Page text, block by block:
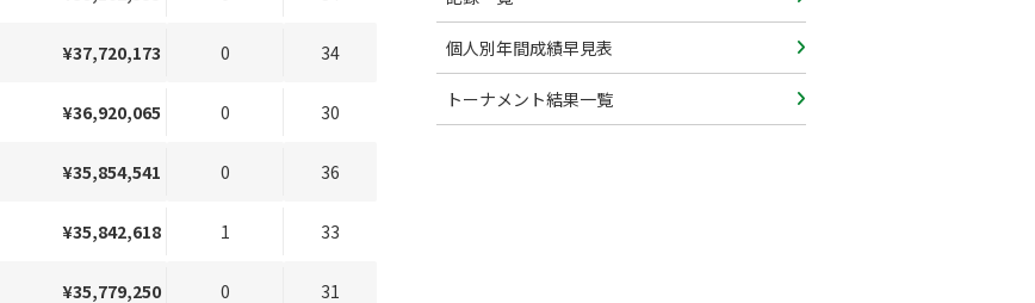
¥37,720,173 0 34
¥36,920,065 0 30
¥35,854,541 0 36
¥35,842,618 1 33
¥35,779,250 0 31
個人別年間成績早見表
トーナメント結果一覧